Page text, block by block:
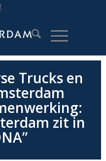
Trucks en
zit in